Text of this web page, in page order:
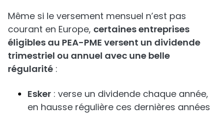
Même si le versement mensuel n’est pas
courant en Europe, certaines entreprises
éligibles au PEA-PME versent un dividende
trimestriel ou annuel avec une belle
régularité :
Esker : verse un dividende chaque année,
en hausse régulière ces dernières années